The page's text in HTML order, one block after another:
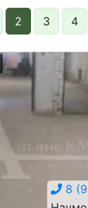
2 3 4
8